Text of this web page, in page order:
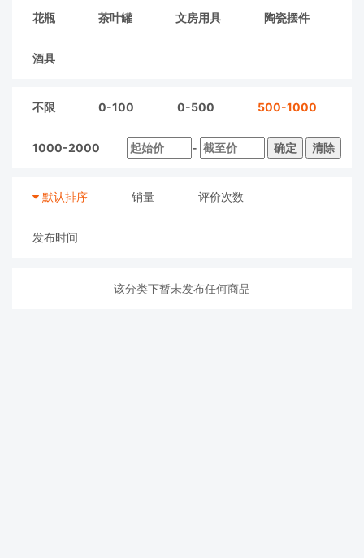
花瓶 茶叶罐 文房用具 陶瓷摆件
酒具
不限 0-100 0-500 500-1000
1000-2000 - 确定 清除
默认排序 销量 评价次数
发布时间
该分类下暂未发布任何商品